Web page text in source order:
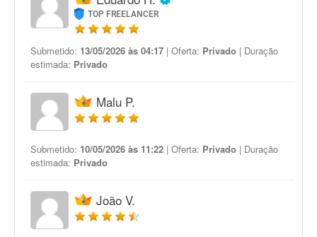
TOP FREELANCER
Submetido: 13/05/2026 às 04:17 | Oferta: Privado | Duração
estimada: Privado
Malu P.
Submetido: 10/05/2026 às 11:22 | Oferta: Privado | Duração
estimada: Privado
João V.